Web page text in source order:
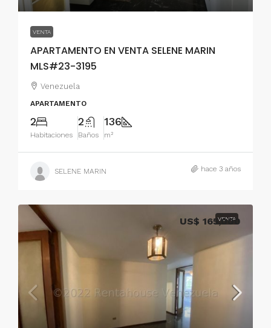
VENTA
APARTAMENTO EN VENTA SELENE MARIN
MLS#23-3195
Venezuela
APARTAMENTO
2
Habitaciones
2
Baños
136
m²
SELENE MARIN hace 3 años
VENTA
US$ 165,000